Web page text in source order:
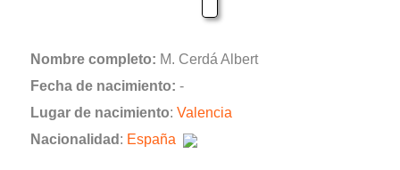
Nombre completo: M. Cerdá Albert
Fecha de nacimiento: -
Lugar de nacimiento: Valencia
Nacionalidad : España